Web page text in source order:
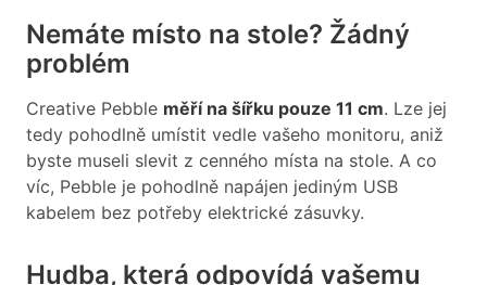
Nemáte místo na stole? Žádný
problém
Creative Pebble měří na šířku pouze 11 cm. Lze jej
tedy pohodlně umístit vedle vašeho monitoru, aniž
byste museli slevit z cenného místa na stole. A co
víc, Pebble je pohodlně napájen jediným USB
kabelem bez potřeby elektrické zásuvky.
Hudba, která odpovídá vašemu